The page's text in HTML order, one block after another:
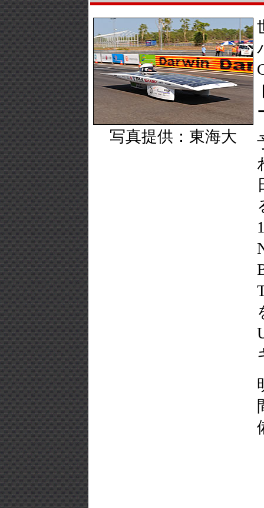
写真提供：東海大